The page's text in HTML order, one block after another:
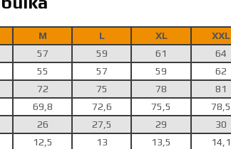
M L XL
XXL
57 59 61
64
55 57 59
62
72 75 78
81
69,8 72,6 75,5
78,5
26 27,5 29
30
12,5 13 13,5
14,1